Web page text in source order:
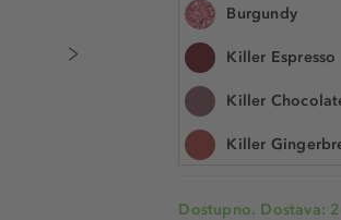
Burgundy
Killer Espresso
Killer
Killer
1.2 g
Šifra artikla TOO17037
Dostupno. Dostava: